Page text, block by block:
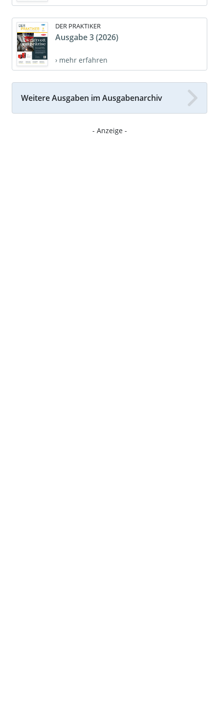
DER PRAKTIKER
Ausgabe 3 (2026)
› mehr erfahren
Weitere Ausgaben im Ausgabenarchiv
- Anzeige -